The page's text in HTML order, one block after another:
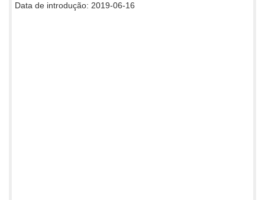
Data de introdução: 2019-06-16